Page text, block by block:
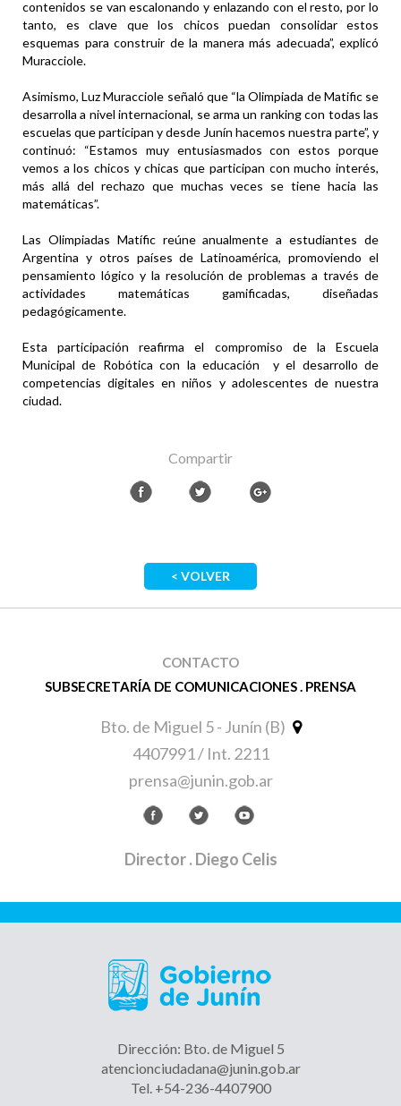
contenidos se van escalonando y enlazando con el resto, por lo
tanto, es clave que los chicos puedan consolidar estos
esquemas para construir de la manera más adecuada”, explicó
Muracciole.
Asimismo, Luz Muracciole señaló que “la Olimpiada de Matific se
desarrolla a nivel internacional, se arma un ranking con todas las
escuelas que participan y desde Junín hacemos nuestra parte”, y
continuó: “Estamos muy entusiasmados con estos porque
vemos a los chicos y chicas que participan con mucho interés,
más allá del rechazo que muchas veces se tiene hacia las
matemáticas”.
Las Olimpiadas Matífic reúne anualmente a estudiantes de
Argentina y otros países de Latinoamérica, promoviendo el
pensamiento lógico y la resolución de problemas a través de
actividades matemáticas gamificadas, diseñadas
pedagógicamente.
Esta participación reafirma el compromiso de la Escuela
Municipal de Robótica con la educación y el desarrollo de
competencias digitales en niños y adolescentes de nuestra
ciudad.
Compartir
< VOLVER
CONTACTO
SUBSECRETARÍA DE COMUNICACIONES . PRENSA
Bto. de Miguel 5 - Junín (B)
4407991 / Int. 2211
prensa@junin.gob.ar
Director. Diego Celis
Dirección: Bto. de Miguel 5
atencionciudadana@junin.gob.ar
Tel. +54-236-4407900